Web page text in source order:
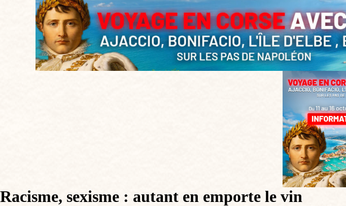
Racisme, sexisme : autant en emporte le vin